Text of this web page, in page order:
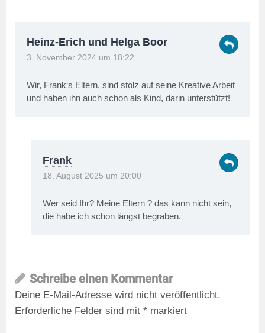
Heinz-Erich und Helga Boor
3. November 2024 um 18:22
Wir, Frank‘s Eltern, sind stolz auf seine Kreative Arbeit
und haben ihn auch schon als Kind, darin unterstützt!
Frank
18. August 2025 um 20:00
Wer seid Ihr? Meine Eltern ? das kann nicht sein,
die habe ich schon längst begraben.
Schreibe einen Kommentar
Deine E-Mail-Adresse wird nicht veröffentlicht.
Erforderliche Felder sind mit * markiert